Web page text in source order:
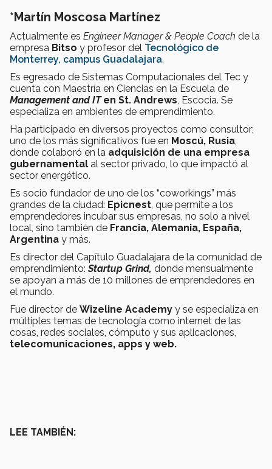
*Martín Moscosa Martínez
Actualmente es Engineer Manager & People Coach de la
empresa Bitso y profesor del Tecnológico de
Monterrey, campus Guadalajara.
Es egresado de Sistemas Computacionales del Tec y
cuenta con Maestría en Ciencias en la Escuela de
Management and ITen St. Andrews, Escocia. Se
especializa en ambientes de emprendimiento.
Ha participado en diversos proyectos como consultor;
uno de los más significativos fue en Moscú, Rusia,
donde colaboró en la adquisición de una empresa
gubernamental al sector privado, lo que impactó al
sector energético.
Es socio fundador de uno de los “coworkings” más
grandes de la ciudad: Epicnest, que permite a los
emprendedores incubar sus empresas, no solo a nivel
local, sino también de Francia, Alemania, España,
Argentina y más.
Es director del Capítulo Guadalajara de la comunidad de
emprendimiento:Startup Grind, donde mensualmente
se apoyan a más de 10 millones de emprendedores en
el mundo.
Fue director de Wizeline Academy y se especializa en
múltiples temas de tecnología como internet de las
cosas, redes sociales, cómputo y sus aplicaciones,
telecomunicaciones, apps y web.
LEE TAMBIÉN: